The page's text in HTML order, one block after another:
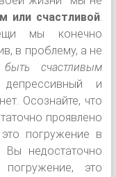
или счастливой.
мы конечно
в проблему, а не
счастливым
и
Осознайте, что
проявлено
погружение в
недостаточно
это